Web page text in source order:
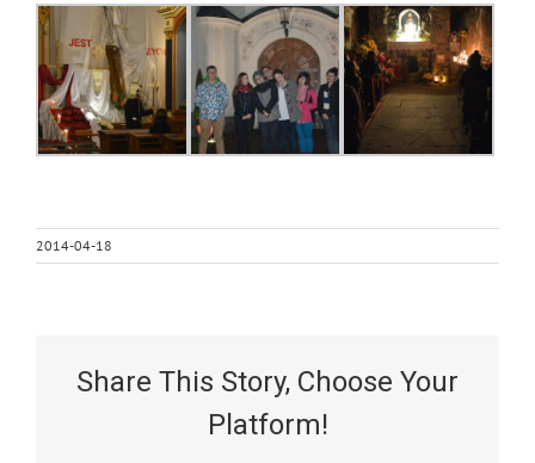
2014-04-18
Share This Story, Choose Your
Platform!